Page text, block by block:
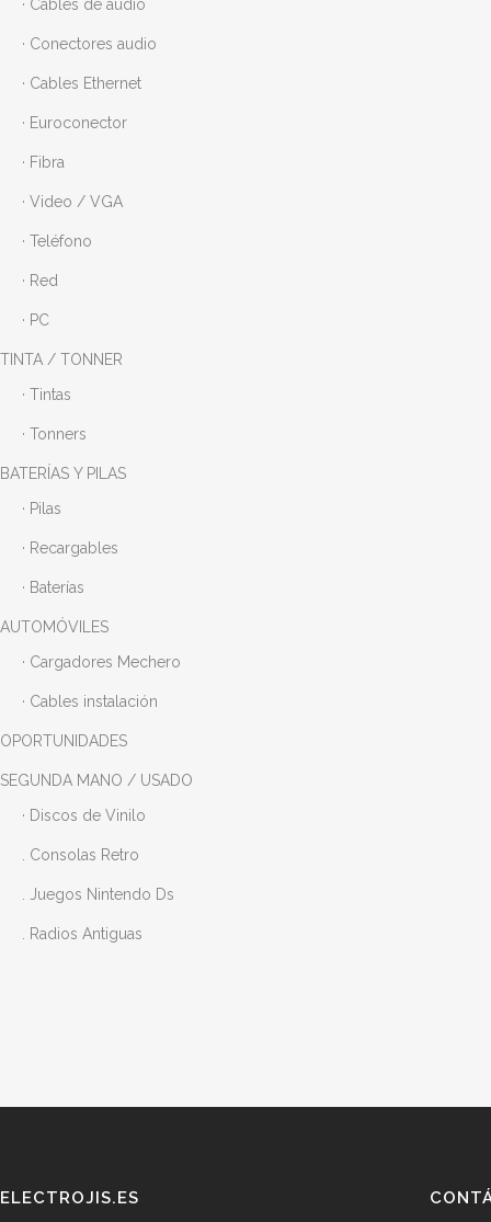
· Cables de audio
· Conectores audio
· Cables Ethernet
· Euroconector
· Fibra
· Video / VGA
· Teléfono
· Red
· PC
TINTA / TONNER
· Tintas
· Tonners
BATERÍAS Y PILAS
· Pilas
· Recargables
· Baterías
AUTOMÓVILES
· Cargadores Mechero
· Cables instalación
OPORTUNIDADES
SEGUNDA MANO / USADO
· Discos de Vinilo
. Consolas Retro
. Juegos Nintendo Ds
. Radios Antiguas
ELECTROJIS.ES